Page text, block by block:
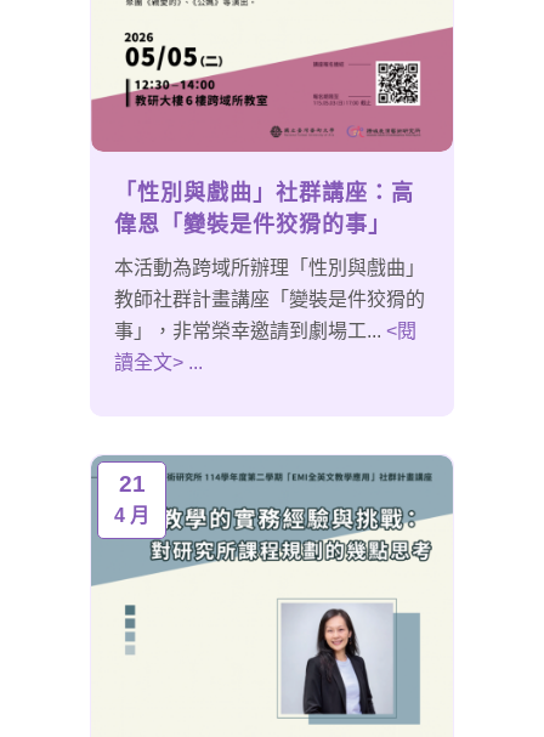
「性別與戲曲」社群講座：高
偉恩「變裝是件狡猾的事」
本活動為跨域所辦理「性別與戲曲」
教師社群計畫講座「變裝是件狡猾的
事」，非常榮幸邀請到劇場工... <閱
讀全文> ...
21
4 月